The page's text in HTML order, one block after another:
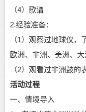
（4）歌谱
2.经验准备：
（1） 观察过地球仪，
欧洲、非洲、美洲、大
（2） 观看过非洲鼓的
活动过程
一、情境导入